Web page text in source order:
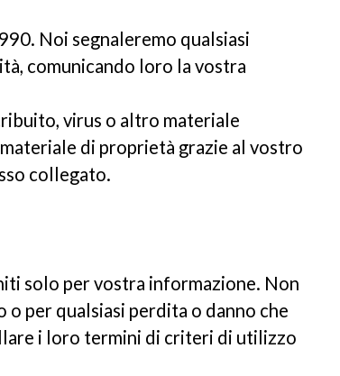
Noi segnaleremo qualsiasi
comunicando loro la vostra
virus o altro materiale
di proprietà grazie al vostro
collegato.
solo per vostra informazione. Non
per qualsiasi perdita o danno che
i loro termini di criteri di utilizzo